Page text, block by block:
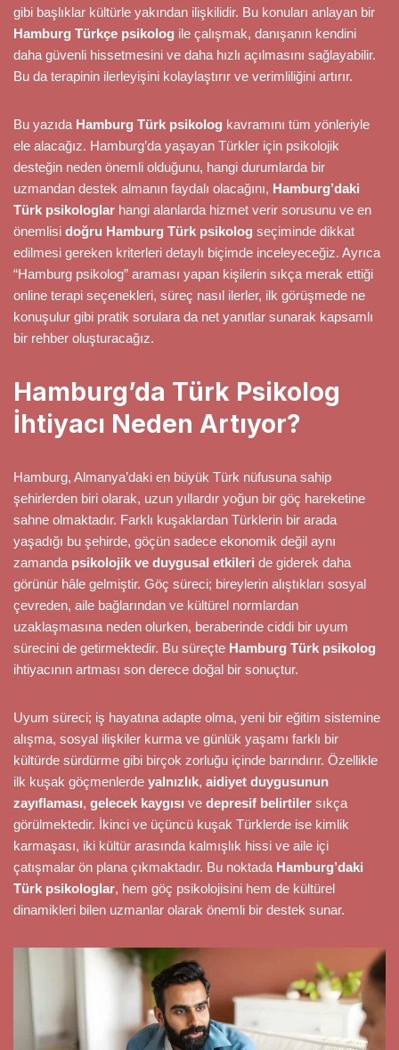
gibi başlıklar kültürle yakından ilişkilidir. Bu konuları anlayan bir
Hamburg Türkçe psikolog ile çalışmak, danışanın kendini
daha güvenli hissetmesini ve daha hızlı açılmasını sağlayabilir.
Bu da terapinin ilerleyişini kolaylaştırır ve verimliliğini artırır.
Bu yazıda Hamburg Türk psikolog kavramını tüm yönleriyle
ele alacağız. Hamburg’da yaşayan Türkler için psikolojik
desteğin neden önemli olduğunu, hangi durumlarda bir
uzmandan destek almanın faydalı olacağını, Hamburg’daki
Türk psikologlar hangi alanlarda hizmet verir sorusunu ve en
önemlisi doğru Hamburg Türk psikolog seçiminde dikkat
edilmesi gereken kriterleri detaylı biçimde inceleyeceğiz. Ayrıca
“Hamburg psikolog” araması yapan kişilerin sıkça merak ettiği
online terapi seçenekleri, süreç nasıl ilerler, ilk görüşmede ne
konuşulur gibi pratik sorulara da net yanıtlar sunarak kapsamlı
bir rehber oluşturacağız.
Hamburg’da Türk Psikolog
İhtiyacı Neden Artıyor?
Hamburg, Almanya’daki en büyük Türk nüfusuna sahip
şehirlerden biri olarak, uzun yıllardır yoğun bir göç hareketine
sahne olmaktadır. Farklı kuşaklardan Türklerin bir arada
yaşadığı bu şehirde, göçün sadece ekonomik değil aynı
zamanda psikolojik ve duygusal etkileri de giderek daha
görünür hâle gelmiştir. Göç süreci; bireylerin alıştıkları sosyal
çevreden, aile bağlarından ve kültürel normlardan
uzaklaşmasına neden olurken, beraberinde ciddi bir uyum
sürecini de getirmektedir. Bu süreçte Hamburg Türk psikolog
ihtiyacının artması son derece doğal bir sonuçtur.
Uyum süreci; iş hayatına adapte olma, yeni bir eğitim sistemine
alışma, sosyal ilişkiler kurma ve günlük yaşamı farklı bir
kültürde sürdürme gibi birçok zorluğu içinde barındırır. Özellikle
ilk kuşak göçmenlerde yalnızlık, aidiyet duygusunun
zayıflaması, gelecek kaygısı ve depresif belirtiler sıkça
görülmektedir. İkinci ve üçüncü kuşak Türklerde ise kimlik
karmaşası, iki kültür arasında kalmışlık hissi ve aile içi
çatışmalar ön plana çıkmaktadır. Bu noktada Hamburg’daki
Türk psikologlar, hem göç psikolojisini hem de kültürel
dinamikleri bilen uzmanlar olarak önemli bir destek sunar.